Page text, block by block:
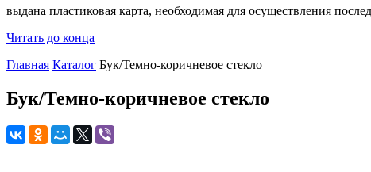
выдана пластиковая карта, необходимая для осуществления
Читать до конца
Главная Каталог Бук/Темно-коричневое стекло
Бук/Темно-коричневое стекло